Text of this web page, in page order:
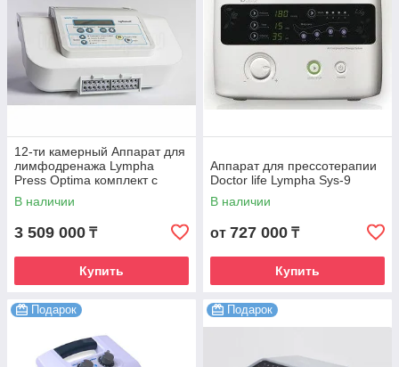
12-ти камерный Аппарат для
лимфодренажа Lympha
Press Optima комплект с
комбинезоном
В наличии
3 509 000 ₸
Купить
Аппарат для прессотерапии
Doctor life Lympha Sys-9
В наличии
от 727 000 ₸
Купить
Подарок Подарок